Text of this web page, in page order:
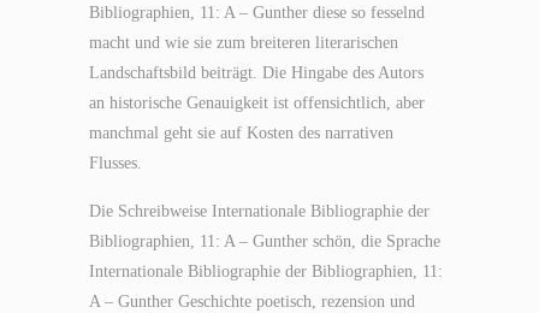
Bibliographien, 11: A – Gunther diese so fesselnd
macht und wie sie zum breiteren literarischen
Landschaftsbild beiträgt. Die Hingabe des Autors
an historische Genauigkeit ist offensichtlich, aber
manchmal geht sie auf Kosten des narrativen
Flusses.
Die Schreibweise Internationale Bibliographie der
Bibliographien, 11: A – Gunther schön, die Sprache
Internationale Bibliographie der Bibliographien, 11:
A – Gunther Geschichte poetisch, rezension und